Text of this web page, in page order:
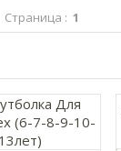
Страница : 1
Для
(6-7-8-9-10-